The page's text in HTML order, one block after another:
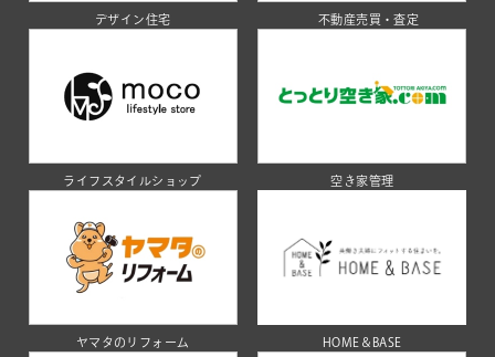
デザイン住宅 不動産売買・査定
ライフスタイルショップ 空き家管理
ヤマタのリフォーム HOME＆BASE